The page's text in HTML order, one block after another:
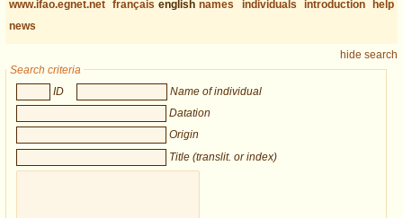
www.ifao.egnet.net français english names individuals introduction help
news
hide search
Search criteria
ID
Name of individual
Datation
Origin
Title (translit. or index)